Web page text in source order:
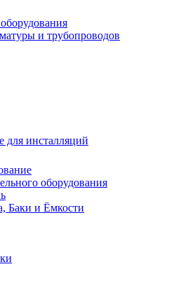
и трубопроводов
инсталляций
оборудования
Баки и Ёмкости